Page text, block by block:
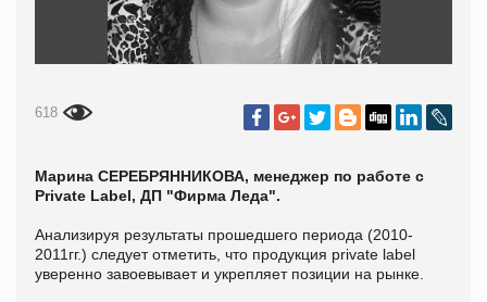
618
Марина СЕРЕБРЯННИКОВА, менеджер по работе с
Private Label, ДП "Фирма Леда".
Анализируя результаты прошедшего периода (2010-
2011гг.) следует отметить, что продукция private lаbel
уверенно завоевывает и укрепляет позиции на рынке.